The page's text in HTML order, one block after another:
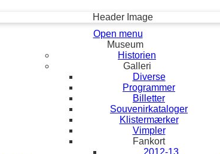
Open menu
Museum
Historien
Galleri
Diverse
Programmer
Billetter
Souvenirkataloger
Klistermærker
Vimpler
Fankort
2012-13